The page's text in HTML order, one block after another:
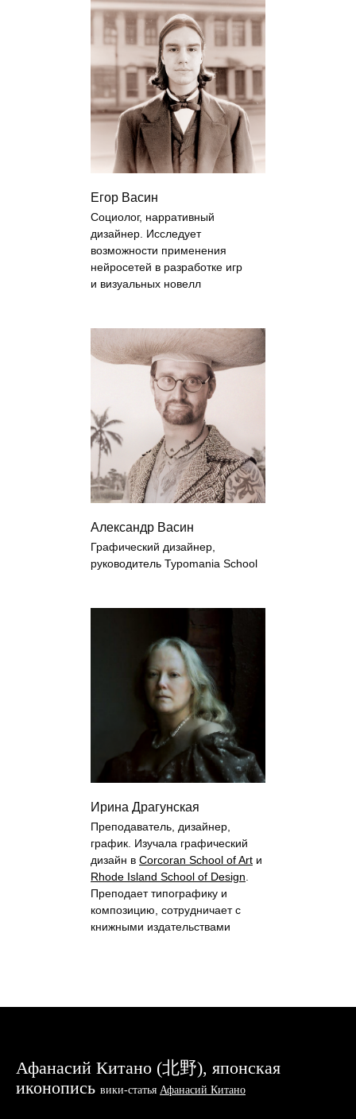
Егор Васин
Социолог, нарративный
дизайнер. Исследует
возможности применения
нейросетей в разработке игр
и визуальных новелл
Александр Васин
Графический дизайнер,
руководитель Typomania School
Ирина Драгунская
Преподаватель, дизайнер,
график. Изучала графический
дизайн в Corcoran School of Art и
Rhode Island School of Design.
Преподает типографику и
композицию, сотрудничает с
книжными издательствами
Афанасий Китано (北野), японская
иконопись вики-статья Афанасий Китано
Программа курса